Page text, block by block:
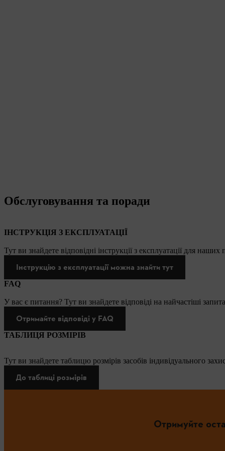
Обслуговування та поради
ІНСТРУКЦІЯ З ЕКСПЛУАТАЦІЇ
Тут ви знайдете відповідні інструкції з експлуатації для
Інструкцію з експлуатації можна знайти тут
FAQ
У вас є питання? Тут ви знайдете відповіді на найчастіші
Отримайте відповіді у FAQ
ТАБЛИЦЯ РОЗМІРІВ
Тут ви знайдете таблицю розмірів засобів індивідуального
До таблиці розмірів
Отримуйте